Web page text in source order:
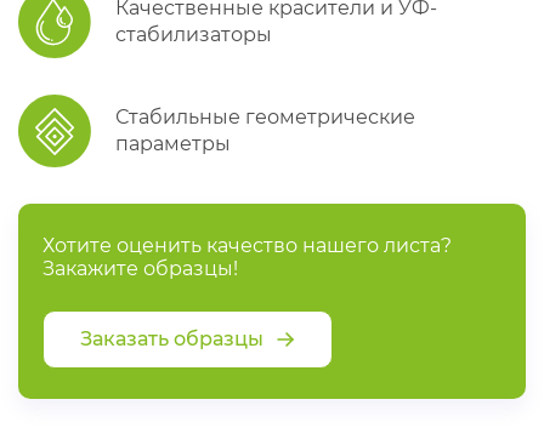
Качественные красители и УФ-
стабилизаторы
Стабильные геометрические
параметры
Хотите оценить качество нашего листа?
Закажите образцы!
Заказать образцы